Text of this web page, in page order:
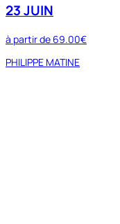
23 JUIN
à partir de 69.00€
PHILIPPE MATINE